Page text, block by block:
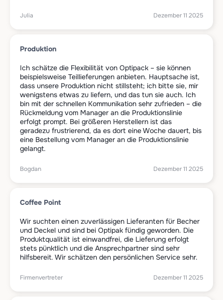
Julia Dezember 11 2025
Produktion
Ich schätze die Flexibilität von Optipack – sie können
beispielsweise Teillieferungen anbieten. Hauptsache ist,
dass unsere Produktion nicht stillsteht; ich bitte sie, mir
wenigstens etwas zu liefern, und das tun sie auch. Ich
bin mit der schnellen Kommunikation sehr zufrieden – die
Rückmeldung vom Manager an die Produktionslinie
erfolgt prompt. Bei größeren Herstellern ist das
geradezu frustrierend, da es dort eine Woche dauert, bis
eine Bestellung vom Manager an die Produktionslinie
gelangt.
Bogdan Dezember 11 2025
Coffee Point
Wir suchten einen zuverlässigen Lieferanten für Becher
und Deckel und sind bei Optipak fündig geworden. Die
Produktqualität ist einwandfrei, die Lieferung erfolgt
stets pünktlich und die Ansprechpartner sind sehr
hilfsbereit. Wir schätzen den persönlichen Service sehr.
Firmenvertreter Dezember 11 2025